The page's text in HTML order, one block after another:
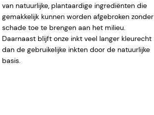
van natuurlijke, plantaardige ingrediënten die
gemakkelijk kunnen worden afgebroken zonder
schade toe te brengen aan het milieu.
Daarnaast blijft onze inkt veel langer kleurecht
dan de gebruikelijke inkten door de natuurlijke
basis.